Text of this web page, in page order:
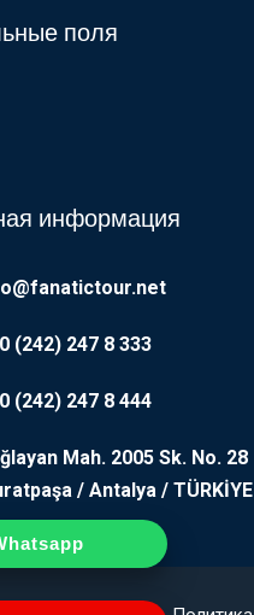
поля
информация
(242) 247 8 333
(242) 247 8 444
Mah. 2005 Sk. No. 28
/ Antalya / TÜRKİYE